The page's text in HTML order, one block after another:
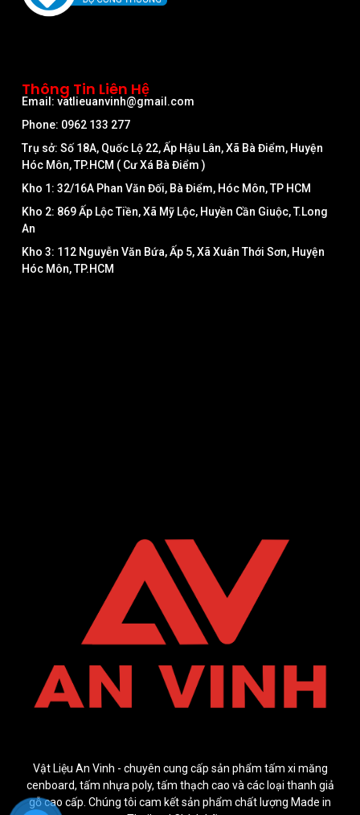
Vật Liệu An Vinh - chuyên cung cấp sản phẩm tấm xi măng
cenboard, tấm nhựa poly, tấm thạch cao và các loại thanh giả
gỗ cao cấp. Chúng tôi cam kết sản phẩm chất lượng Made in
Thông Tin Liên Hệ
Email: vatlieuanvinh@gmail.com
Phone: 0962 133 277
Trụ sở: Số 18A, Quốc Lộ 22, Ấp Hậu Lân, Xã Bà Điểm, Huyện
Hóc Môn, TP.HCM ( Cư Xá Bà Điểm )
Kho 1: 32/16A Phan Văn Đối, Bà Điểm, Hóc Môn, TP HCM
Kho 2: 869 Ấp Lộc Tiền, Xã Mỹ Lộc, Huyền Cần Giuộc, T.Long
An
Kho 3: 112 Nguyễn Văn Bứa, Ấp 5, Xã Xuân Thới Sơn, Huyện
Hóc Môn, TP.HCM